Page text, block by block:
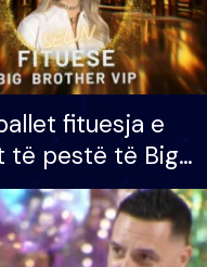
fituesja e
të pestë të Big
rrëmben
madh prej 100